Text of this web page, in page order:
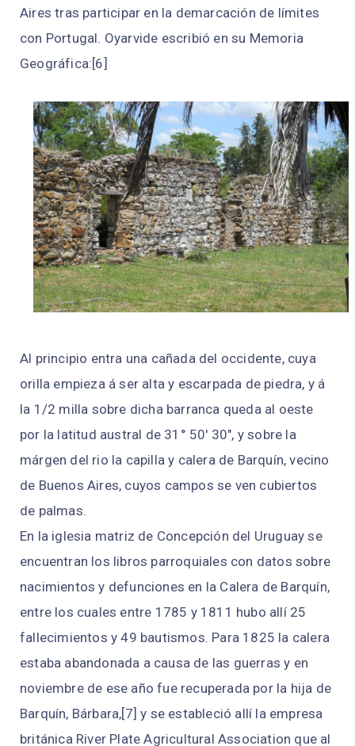
Aires tras participar en la demarcación de límites
con Portugal. Oyarvide escribió en su Memoria
Geográfica:[6]​
Al principio entra una cañada del occidente, cuya
orilla empieza á ser alta y escarpada de piedra, y á
la 1/2 milla sobre dicha barranca queda al oeste
por la latitud austral de 31° 50' 30", y sobre la
márgen del rio la capilla y calera de Barquín, vecino
de Buenos Aires, cuyos campos se ven cubiertos
de palmas.
En la iglesia matriz de Concepción del Uruguay se
encuentran los libros parroquiales con datos sobre
nacimientos y defunciones en la Calera de Barquín,
entre los cuales entre 1785 y 1811 hubo allí 25
fallecimientos y 49 bautismos. Para 1825 la calera
estaba abandonada a causa de las guerras y en
noviembre de ese año fue recuperada por la hija de
Barquín, Bárbara,[7]​ y se estableció allí la empresa
británica River Plate Agricultural Association que al